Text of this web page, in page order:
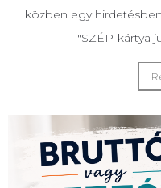
közben egy
"SZÉP-kártya